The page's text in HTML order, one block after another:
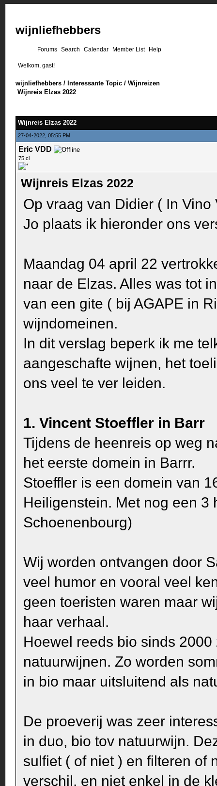
wijnliefhebbers
Forums Search Calendar Member List Help
Welkom, gast!
wijnliefhebbers / Interessante Topic /Wijnreizen
Wijnreis Elzas 2022
Wijnreis Elzas 2022
27-04-2022, 05:55 PM
Eric VDD
75 cl
Wijnreis Elzas 2022
Op vraag van Didier ( In
Jo plaats ik hieronder ons
Maandag 04 april 22
naar de Elzas. Alles was tot
van een gite ( bij AGAPE in
wijndomeinen.
In dit verslag beperk ik me
aangeschafte wijnen, het
ons veel te ver leiden.
1. Vincent Stoeffler in Barr
Tijdens de heenreis op weg
het eerste domein in Barrr.
Stoeffler is een domein van
Heiligenstein. Met nog een
Schoenenbourg)
Wij worden ontvangen door
veel humor en vooral veel
geen toeristen waren maar
haar verhaal.
Hoewel reeds bio sinds
natuurwijnen. Zo worden
in bio maar uitsluitend als
De proeverij was zeer
in duo, bio tov natuurwijn.
sulfiet ( of niet ) en filteren of
verschil, en niet enkel in de